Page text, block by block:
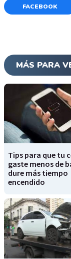
FACEBOOK
MÁS PARA
Tips para que tu
gaste menos de
dure más tiempo
encendido